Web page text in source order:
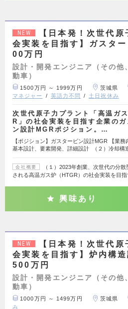
NEW
【日本発！次世代
会実装を目指す】ガスタ
00万円
設計・開発エンジニア（その他
動車）
1500万円 ～ 1999万円 茨城県
マネジャー
英語力不問 土日祝休み
次世代原子力プラント「高温ガ
R」の社会実装を目指す企業の
ン設計MGRポジション。…
【ポジション】ガスタービン設計MGR 【業
基本設計、要素開発、詳細設計 （２）冷却構
会社概要
（１）2023年創業、次世代の分
される高温ガス炉（HTGR）の社会実装を目
興味あり
NEW
【日本発！次世代
会実装を目指す】炉内構
500万円
設計・開発エンジニア（その他
動車）
1000万円 ～ 1499万円 茨城県
み